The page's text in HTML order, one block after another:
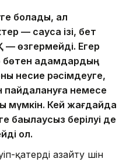
болады, ал
— саусақ ізі, бет
өзгермейді. Егер
бөтен адамдардың
несие рәсімдеуге,
пайдалануға немесе
мүмкін. Кей жағдайда
бақылаусыз берілуі де
ол.
қатерді азайту үшін